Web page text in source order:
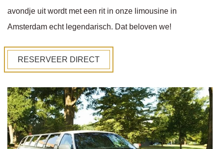
avondje uit wordt met een rit in onze limousine in
Amsterdam echt legendarisch. Dat beloven we!
RESERVEER DIRECT